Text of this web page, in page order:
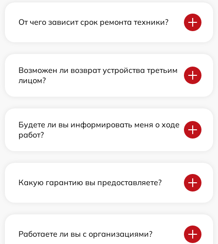
От чего зависит срок ремонта техники?
Возможен ли возврат устройства третьим
лицом?
Будете ли вы информировать меня о ходе
работ?
Какую гарантию вы предоставляете?
Работаете ли вы с организациями?